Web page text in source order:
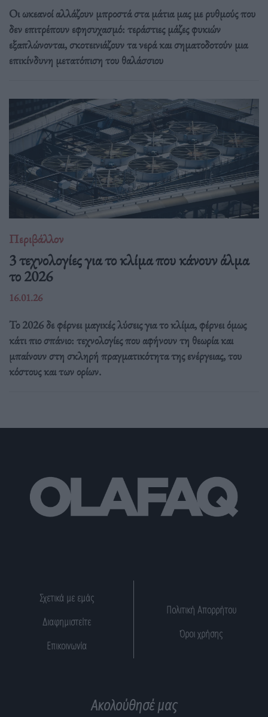
Οι ωκεανοί αλλάζουν μπροστά στα μάτια μας με ρυθμούς που
δεν επιτρέπουν εφησυχασμό: τεράστιες μάζες φυκιών
εξαπλώνονται, σκοτεινιάζουν τα νερά και σηματοδοτούν μια
επικίνδυνη μετατόπιση του θαλάσσιου
Περιβάλλον
3 τεχνολογίες για το κλίμα που κάνουν άλμα
το 2026
16.01.26
Το 2026 δε φέρνει μαγικές λύσεις για το κλίμα, φέρνει όμως
κάτι πιο σπάνιο: τεχνολογίες που αφήνουν τη θεωρία και
μπαίνουν στη σκληρή πραγματικότητα της ενέργειας, του
κόστους και των ορίων.
Σχετικά με εμάς
Διαφημιστείτε
Επικοινωνία
Πολιτική Απορρήτου
Όροι χρήσης
Ακολούθησέ μας